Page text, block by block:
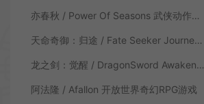
亦春秋 / Power Of Seasons 武侠动作ARPG游戏
天命奇御：归途 / Fate Seeker Journey 肉鸽动作RPG游戏
龙之剑：觉醒 / DragonSword Awakening 开放世界动作RPG游戏
阿法隆 / Afallon 开放世界奇幻RPG游戏